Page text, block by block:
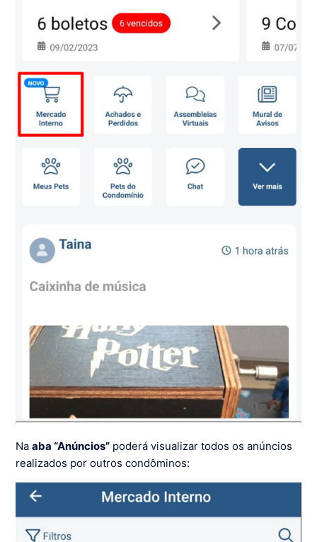
Naaba “Anúncios” poderá visualizar todos os anúncios
realizados por outros condôminos: